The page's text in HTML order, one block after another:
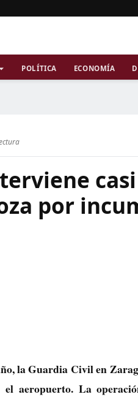
POLÍTICA ECONOMÍA
casi
por
la Guardia Civil en
aeropuerto. La